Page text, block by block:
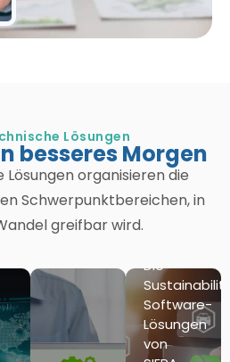
Lösungen
besseres Morgen
organisieren die
Schwerpunktbereichen, in
greifbar wird.
Die
Software-
Lösungen
von